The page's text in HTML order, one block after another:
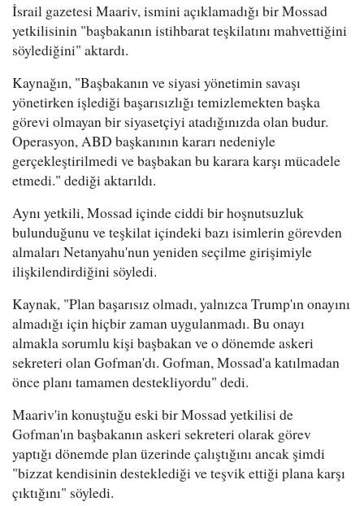
İsrail gazetesi Maariv, ismini açıklamadığı bir Mossad
yetkilisinin "başbakanın istihbarat teşkilatını mahvettiğini
söylediğini" aktardı.
Kaynağın, "Başbakanın ve siyasi yönetimin savaşı
yönetirken işlediği başarısızlığı temizlemekten başka
görevi olmayan bir siyasetçiyi atadığınızda olan budur.
Operasyon, ABD başkanının kararı nedeniyle
gerçekleştirilmedi ve başbakan bu karara karşı mücadele
etmedi." dediği aktarıldı.
Aynı yetkili, Mossad içinde ciddi bir hoşnutsuzluk
bulunduğunu ve teşkilat içindeki bazı isimlerin görevden
almaları Netanyahu'nun yeniden seçilme girişimiyle
ilişkilendirdiğini söyledi.
Kaynak, "Plan başarısız olmadı, yalnızca Trump'ın onayını
almadığı için hiçbir zaman uygulanmadı. Bu onayı
almakla sorumlu kişi başbakan ve o dönemde askeri
sekreteri olan Gofman'dı. Gofman, Mossad'a katılmadan
önce planı tamamen destekliyordu" dedi.
Maariv'in konuştuğu eski bir Mossad yetkilisi de
Gofman'ın başbakanın askeri sekreteri olarak görev
yaptığı dönemde plan üzerinde çalıştığını ancak şimdi
"bizzat kendisinin desteklediği ve teşvik ettiği plana karşı
çıktığını" söyledi.